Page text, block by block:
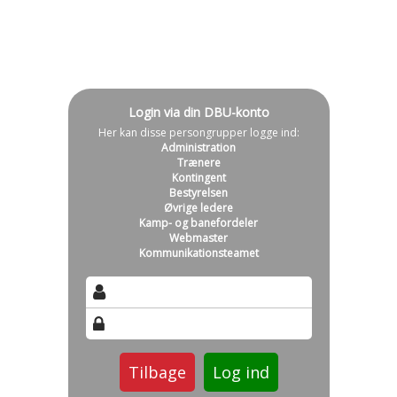
Login via din DBU-konto
Her kan disse persongrupper logge ind:
Administration
Trænere
Kontingent
Bestyrelsen
Øvrige ledere
Kamp- og banefordeler
Webmaster
Kommunikationsteamet
Tilbage